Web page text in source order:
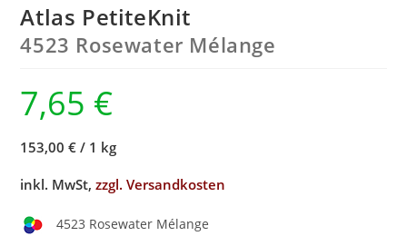
Atlas PetiteKnit
4523 Rosewater Mélange
7,65 €
153,00 € / 1 kg
inkl. MwSt,zzgl. Versandkosten
4523 Rosewater Mélange